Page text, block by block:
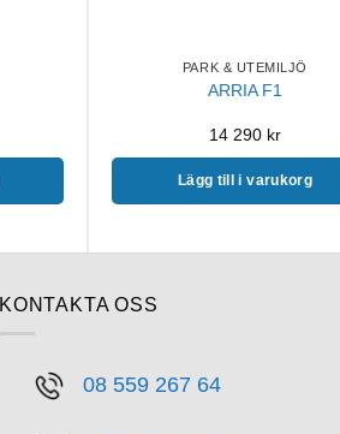
PARK & UTEMILJÖ
ARRIA F1
14 290 kr
Lägg till i varukorg
KONTAKTA OSS
08 559 267 64